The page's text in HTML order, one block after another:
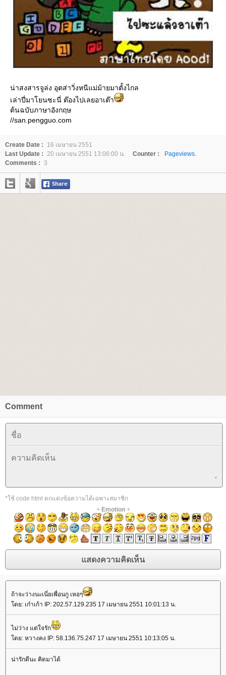
น่าสงสารจูล่ง อุตส่าวิ่งหนีแม่ม้ายมาตั้งไกล
เล่าปี่มาโยนซะนี่ ต๊องไปเลยอาเต๊า
ต้นฉบับภาษาอังกฤษ
//san.pengguo.com
Create Date :
16 เมษายน 2551
Last Update : 20 เมษายน 2551 13:06:00 น. Counter :
Pageviews.
Comments : 3
Comment
*ใช้ code html ตกแต่งข้อความได้เฉพาะสมาชิก
+ Emotion+
ถ้าจะว่างนะเนี่ยเพื่อนกู เหอๆ
ดย: เก๋าเก้า IP: 202.57.129.235 17 เมษายน 2551 10:01:13 น.
ไม่ว่าง แต่ใจรัก
ดย: หวางคง IP: 58.136.75.247 17 เมษายน 2551 10:13:05 น.
น่ารักดีนะ คิดมาได้